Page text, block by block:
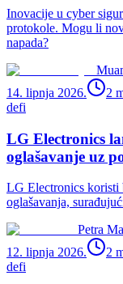
Inovacije u cyber
protokole. Mogu li
napada?
14. lipnja 2026.
2
defi
LG Electronics
oglašavanje uz
LG Electronics koristi
oglašavanja,
Petra
12. lipnja 2026.
2
defi